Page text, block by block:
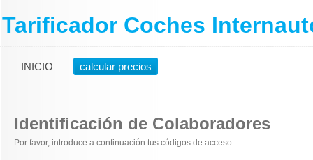
Tarificador Coches
INICIO calcular precios
Identificación de Colaboradores
Por favor, introduce a continuación tus códigos de acceso...